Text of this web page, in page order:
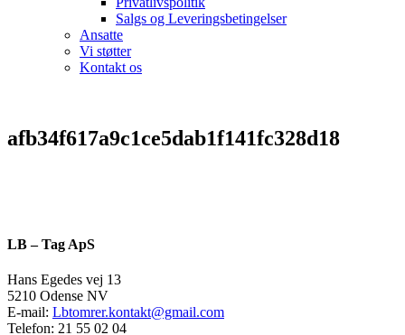
Salgs og Leveringsbetingelser
Ansatte
Vi støtter
Kontakt os
afb34f617a9c1ce5dab1f141fc328d18
LB – Tag ApS
Hans Egedes vej 13
5210 Odense NV
E-mail: Lbtomrer.kontakt@gmail.com
Telefon: 21 55 02 04